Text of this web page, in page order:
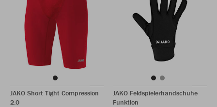
JAKO Short Tight Compression
2.0
JAKO Feldspielerhandschuhe
Funktion